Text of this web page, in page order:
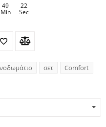
49
Min
22
Sec
σετ Comfort